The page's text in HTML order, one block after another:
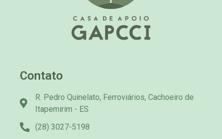
Contato
R. Pedro Quinelato, Ferroviários, Cachoeiro de
Itapemirim - ES
(28) 3027-5198